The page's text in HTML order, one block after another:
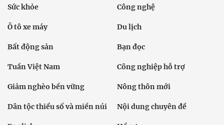
Sức khỏe Công nghệ
Ô tô xe máy Du lịch
Bất động sản Bạn đọc
Tuần Việt Nam Công nghiệp hỗ trợ
Giảm nghèo bền vững Nông thôn mới
Dân tộc thiểu số và miền núi Nội dung chuyên đề